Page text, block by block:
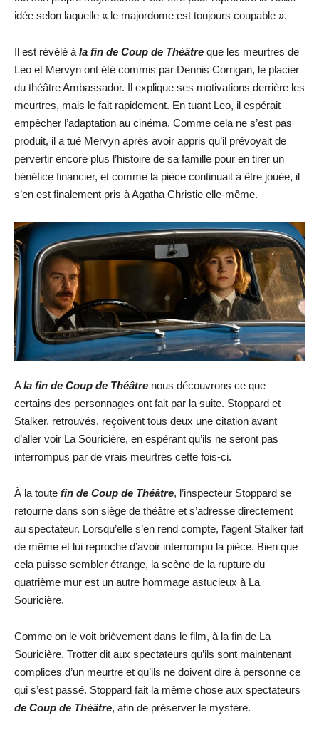
idée selon laquelle « le majordome est toujours coupable ».
Il est révélé à la fin de Coup de Théâtre que les meurtres de
Leo et Mervyn ont été commis par Dennis Corrigan, le placier
du théâtre Ambassador. Il explique ses motivations derrière les
meurtres, mais le fait rapidement. En tuant Leo, il espérait
empêcher l’adaptation au cinéma. Comme cela ne s’est pas
produit, il a tué Mervyn après avoir appris qu’il prévoyait de
pervertir encore plus l’histoire de sa famille pour en tirer un
bénéfice financier, et comme la pièce continuait à être jouée, il
s’en est finalement pris à Agatha Christie elle-même.
Ala fin de Coup de Théâtre nous découvrons ce que
certains des personnages ont fait par la suite. Stoppard et
Stalker, retrouvés, reçoivent tous deux une citation avant
d’aller voir La Souricière, en espérant qu’ils ne seront pas
interrompus par de vrais meurtres cette fois-ci.
À la toute fin de Coup de Théâtre, l’inspecteur Stoppard se
retourne dans son siège de théâtre et s’adresse directement
au spectateur. Lorsqu’elle s’en rend compte, l’agent Stalker fait
de même et lui reproche d’avoir interrompu la pièce. Bien que
cela puisse sembler étrange, la scène de la rupture du
quatrième mur est un autre hommage astucieux à La
Souricière.
Comme on le voit brièvement dans le film, à la fin de La
Souricière, Trotter dit aux spectateurs qu’ils sont maintenant
complices d’un meurtre et qu’ils ne doivent dire à personne ce
qui s’est passé. Stoppard fait la même chose aux spectateurs
de Coup de Théâtre, afin de préserver le mystère.